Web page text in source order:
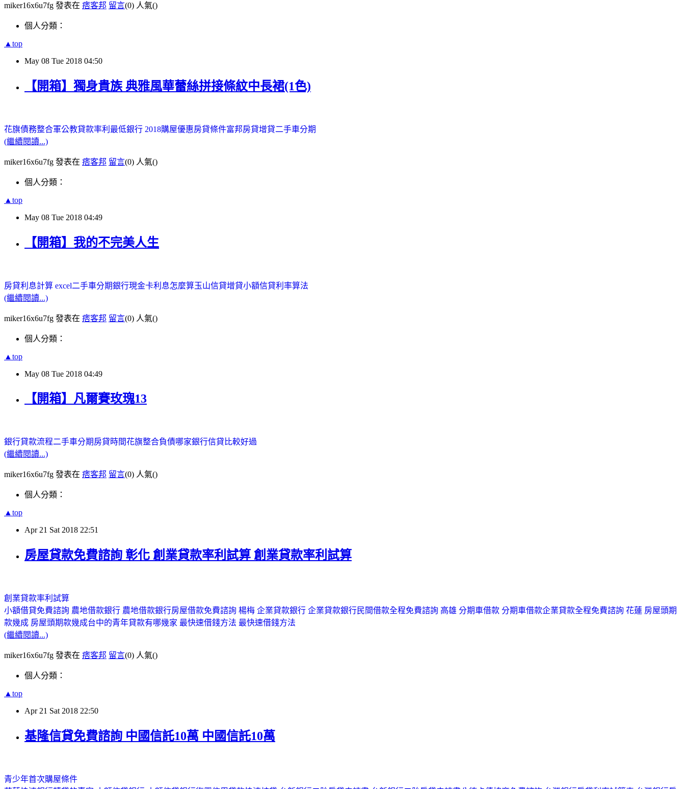
miker16x6u7fg 發表在 痞客邦 留言(0) 人氣()
個人分類：
▲top
May 08 Tue 2018 04:50
【開箱】獨身貴族 典雅風華蕾絲拼接條紋中長裙(1色)
花旗債務整合軍公教貸款率利最低銀行 2018購屋優惠房貸條件富邦房貸增貸二手車分期
(繼續閱讀...)
miker16x6u7fg 發表在 痞客邦 留言(0) 人氣()
個人分類：
▲top
May 08 Tue 2018 04:49
【開箱】我的不完美人生
房貸利息計算 excel二手車分期銀行現金卡利息怎麼算玉山信貸增貸小額信貸利率算法
(繼續閱讀...)
miker16x6u7fg 發表在 痞客邦 留言(0) 人氣()
個人分類：
▲top
May 08 Tue 2018 04:49
【開箱】凡爾賽玫瑰13
銀行貸款流程二手車分期房貸時間花旗整合負債哪家銀行信貸比較好過
(繼續閱讀...)
miker16x6u7fg 發表在 痞客邦 留言(0) 人氣()
個人分類：
▲top
Apr 21 Sat 2018 22:51
房屋貸款免費諮詢 彰化 創業貸款率利試算 創業貸款率利試算
創業貸款率利試算
小額借貸免費諮詢 農地借款銀行 農地借款銀行房屋借款免費諮詢 楊梅 企業貸款銀行 企業貸款銀行民間借款全程免費諮詢 高雄 分期車借款 分期車借款企業貸款全程免費諮詢 花蓮 房屋頭期
款幾成 房屋頭期款幾成台中的青年貸款有哪幾家 最快速借錢方法 最快速借錢方法
(繼續閱讀...)
miker16x6u7fg 發表在 痞客邦 留言(0) 人氣()
個人分類：
▲top
Apr 21 Sat 2018 22:50
基隆信貸免費諮詢 中國信託10萬 中國信託10萬
青少年首次購屋條件